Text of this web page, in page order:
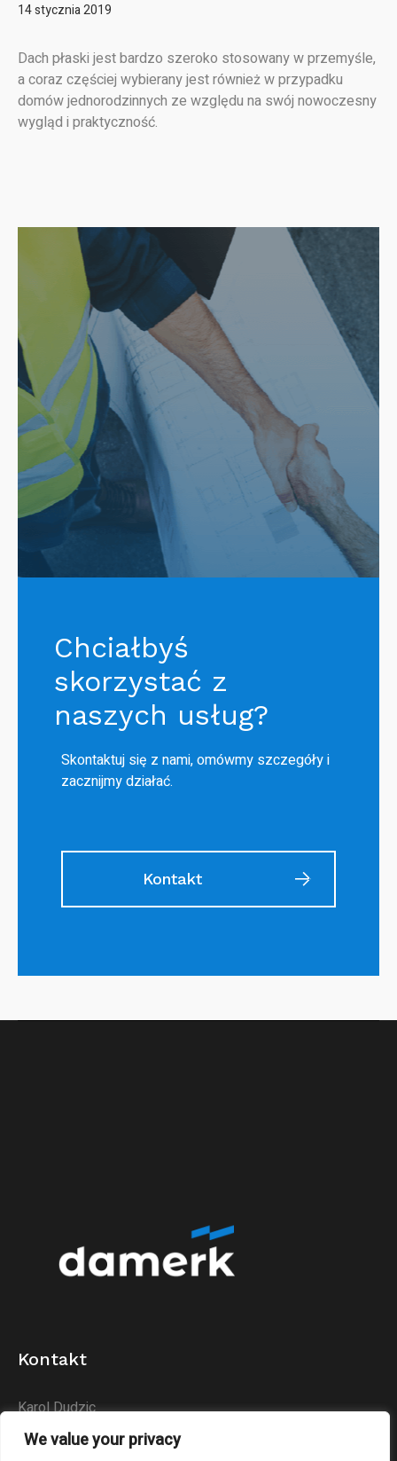
We value your privacy
14 stycznia 2019
Dach płaski jest bardzo szeroko stosowany w przemyśle,
a coraz częściej wybierany jest również w przypadku
domów jednorodzinnych ze względu na swój nowoczesny
wygląd i praktyczność.
Chciałbyś
skorzystać z
naszych usług?
Skontaktuj się z nami, omówmy szczegóły i
zacznijmy działać.
Kontakt
Kontakt
Karol Dudzic
Huta Podłysica 24B
26-004 Bieliny